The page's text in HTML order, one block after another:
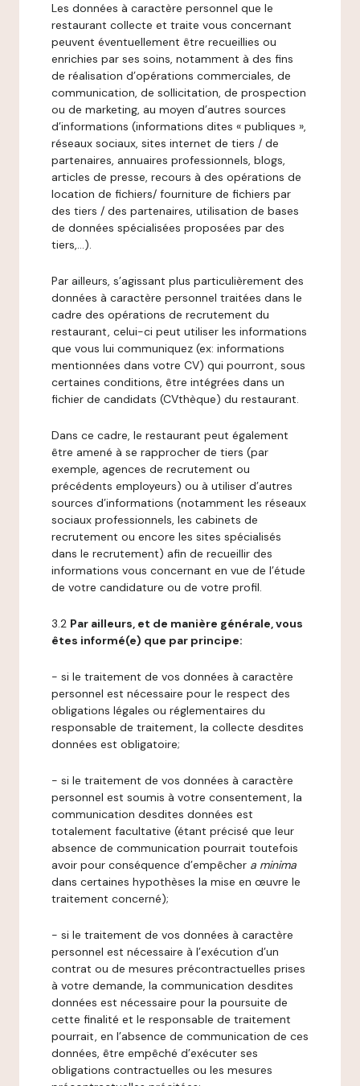
Les données à caractère personnel que le
restaurant collecte et traite vous concernant
peuvent éventuellement être recueillies ou
enrichies par ses soins, notamment à des fins
de réalisation d’opérations commerciales, de
communication, de sollicitation, de prospection
ou de marketing, au moyen d’autres sources
d’informations (informations dites « publiques »,
réseaux sociaux, sites internet de tiers / de
partenaires, annuaires professionnels, blogs,
articles de presse, recours à des opérations de
location de fichiers/ fourniture de fichiers par
des tiers / des partenaires, utilisation de bases
de données spécialisées proposées par des
tiers,…).
Par ailleurs, s’agissant plus particulièrement des
données à caractère personnel traitées dans le
cadre des opérations de recrutement du
restaurant, celui-ci peut utiliser les informations
que vous lui communiquez (ex: informations
mentionnées dans votre CV) qui pourront, sous
certaines conditions, être intégrées dans un
fichier de candidats (CVthèque) du restaurant.
Dans ce cadre, le restaurant peut également
être amené à se rapprocher de tiers (par
exemple, agences de recrutement ou
précédents employeurs) ou à utiliser d’autres
sources d’informations (notamment les réseaux
sociaux professionnels, les cabinets de
recrutement ou encore les sites spécialisés
dans le recrutement) afin de recueillir des
informations vous concernant en vue de l’étude
de votre candidature ou de votre profil.
3.2 Par ailleurs, et de manière générale, vous
êtes informé(e) que par principe:
- si le traitement de vos données à caractère
personnel est nécessaire pour le respect des
obligations légales ou réglementaires du
responsable de traitement, la collecte desdites
données est obligatoire;
- si le traitement de vos données à caractère
personnel est soumis à votre consentement, la
communication desdites données est
totalement facultative (étant précisé que leur
absence de communication pourrait toutefois
avoir pour conséquence d’empêcher a minima
dans certaines hypothèses la mise en œuvre le
traitement concerné);
- si le traitement de vos données à caractère
personnel est nécessaire à l’exécution d’un
contrat ou de mesures précontractuelles prises
à votre demande, la communication desdites
données est nécessaire pour la poursuite de
cette finalité et le responsable de traitement
pourrait, en l’absence de communication de ces
données, être empêché d’exécuter ses
obligations contractuelles ou les mesures